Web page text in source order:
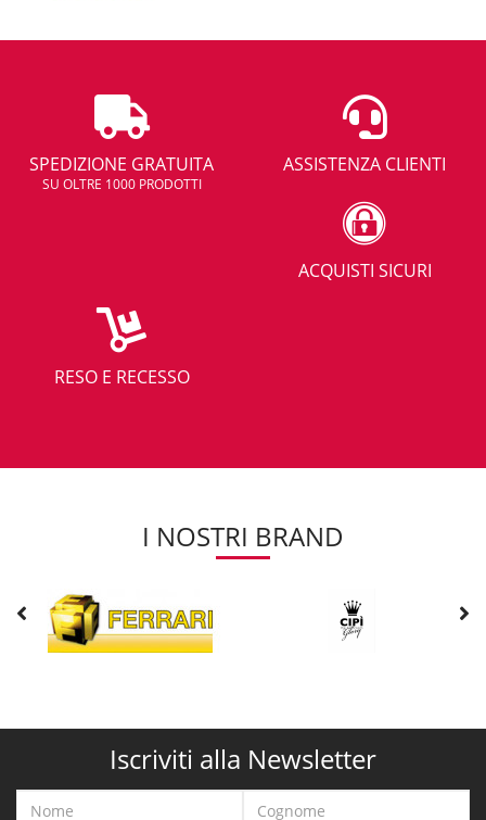
SPEDIZIONE GRATUITA
SU OLTRE 1000 PRODOTTI
ASSISTENZA CLIENTI
ACQUISTI SICURI
RESO E RECESSO
I NOSTRI BRAND
Iscriviti alla Newsletter